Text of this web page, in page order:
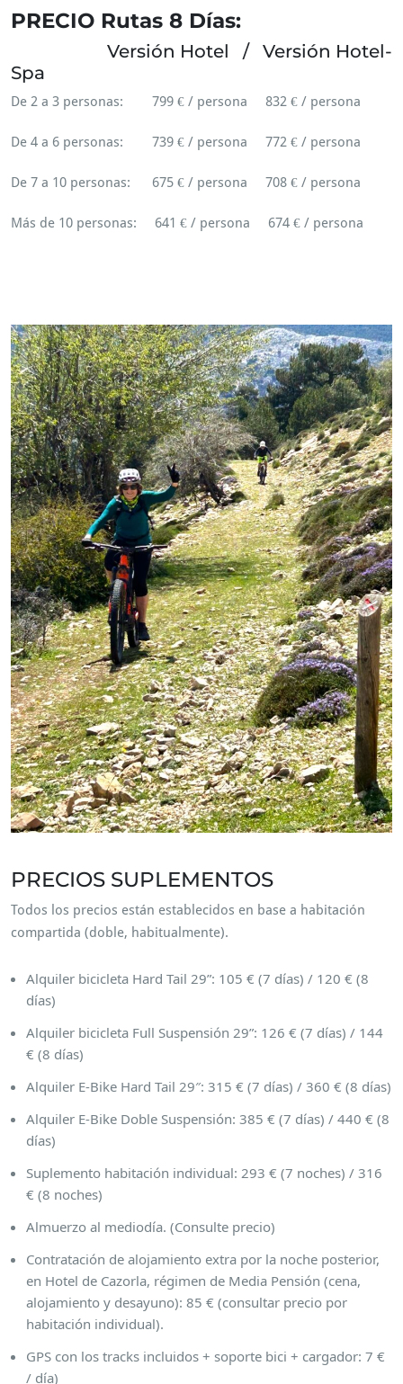
PRECIO Rutas 8 Días:
Versión Hotel / Versión Hotel-
Spa
De 2 a 3 personas: 799 € / persona 832 € / persona
De 4 a 6 personas: 739 € / persona 772 € / persona
De 7 a 10 personas: 675 € / persona 708 € / persona
Más de 10 personas: 641 € / persona 674 € / persona
PRECIOS SUPLEMENTOS
Todos los precios están establecidos en base a habitación
compartida (doble, habitualmente).
Alquiler bicicleta Hard Tail 29”: 105 € (7 días) / 120 € (8
días)
Alquiler bicicleta Full Suspensión 29”: 126 € (7 días) / 144
€ (8 días)
Alquiler E-Bike Hard Tail 29″: 315 € (7 días) / 360 € (8 días)
Alquiler E-Bike Doble Suspensión: 385 € (7 días) / 440 € (8
días)
Suplemento habitación individual: 293 € (7 noches) / 316
€ (8 noches)
Almuerzo al mediodía. (Consulte precio)
Contratación de alojamiento extra por la noche posterior,
en Hotel de Cazorla, régimen de Media Pensión (cena,
alojamiento y desayuno): 85 € (consultar precio por
habitación individual).
GPS con los tracks incluidos + soporte bici + cargador: 7 €
/ día)